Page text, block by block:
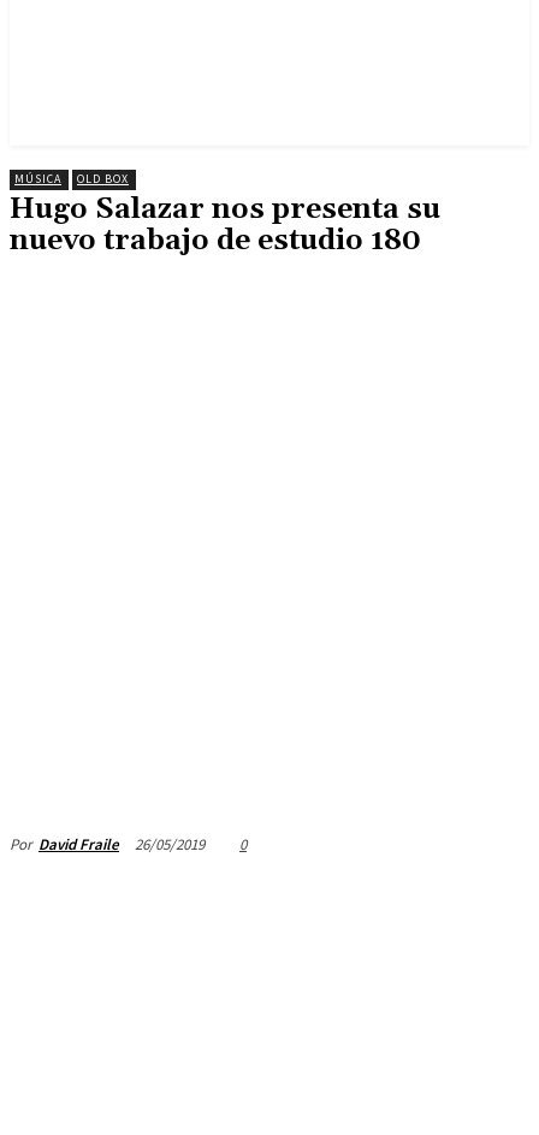
MÚSICA OLD BOX
Hugo Salazar nos presenta su
nuevo trabajo de estudio 180
Por David Fraile 26/05/2019 0